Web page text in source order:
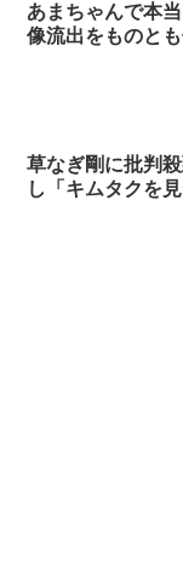
あまちゃんで本
像流出をものと
草なぎ剛に批判
し「キムタクを